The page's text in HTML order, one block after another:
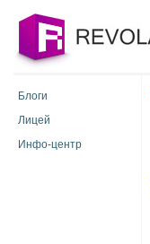
Блоги
Лицей
Инфо-центр